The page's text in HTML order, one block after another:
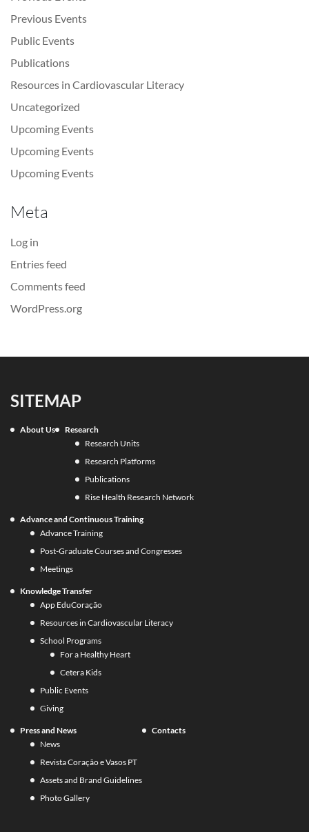
Previous Events
Public Events
Publications
Resources in Cardiovascular Literacy
Uncategorized
Upcoming Events
Upcoming Events
Upcoming Events
Meta
Log in
Entries feed
Comments feed
WordPress.org
SITEMAP
About Us
Research
Research Units
Research Platforms
Publications
Rise Health Research Network
Advance and Continuous Training
Advance Training
Post-Graduate Courses and Congresses
Meetings
Knowledge Transfer
App EduCoração
Resources in Cardiovascular Literacy
School Programs
For a Healthy Heart
Cetera Kids
Public Events
Giving
Press and News
News
Revista Coração e Vasos PT
Assets and Brand Guidelines
Photo Gallery
Contacts